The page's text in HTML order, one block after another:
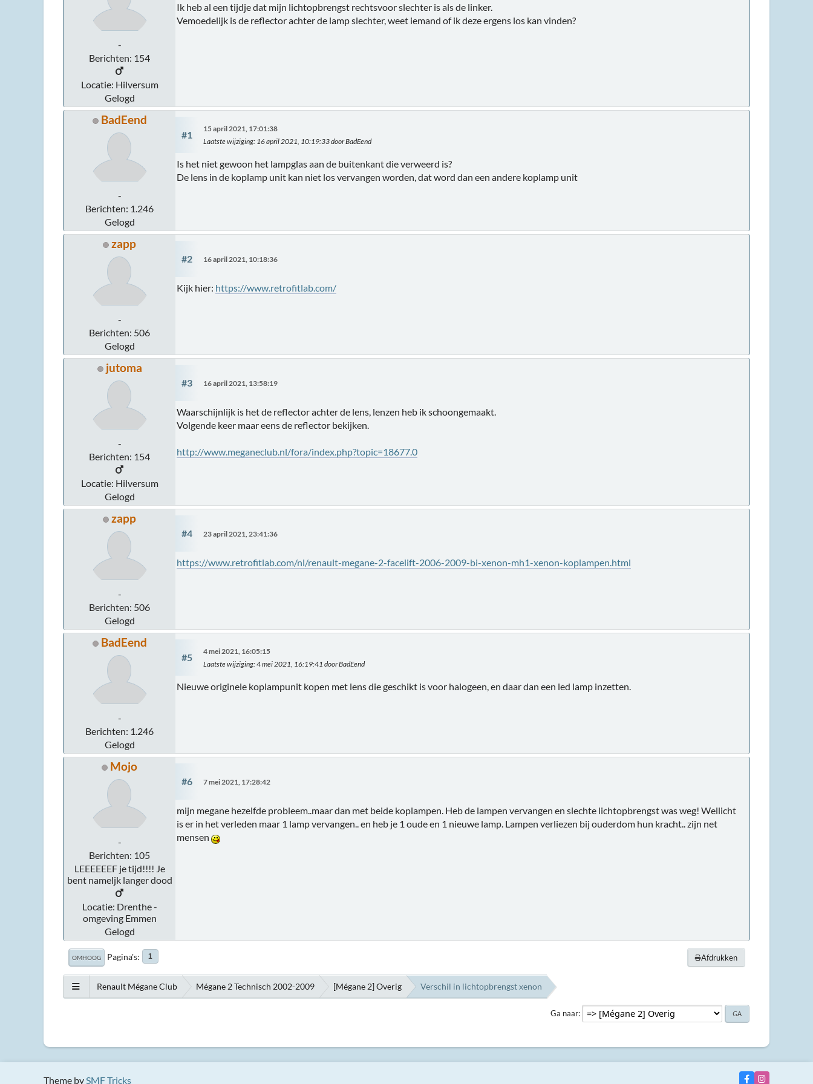
-
Berichten: 154
Locatie: Hilversum
Gelogd
Ik heb al een tijdje dat mijn lichtopbrengst rechtsvoor slechter is als de linker.
Vemoedelijk is de reflector achter de lamp slechter, weet iemand of ik deze ergens los kan vinden?
BadEend
-
Berichten: 1.246
Gelogd
#1
15 april 2021, 17:01:38
Laatste wijziging: 16 april 2021, 10:19:33 door BadEend
Is het niet gewoon het lampglas aan de buitenkant die verweerd is?
De lens in de koplamp unit kan niet los vervangen worden, dat word dan een andere koplamp unit
zapp
-
Berichten: 506
Gelogd
#2 16 april 2021, 10:18:36
Kijk hier: https://www.retrofitlab.com/
jutoma
-
Berichten: 154
Locatie: Hilversum
Gelogd
#3 16 april 2021, 13:58:19
Waarschijnlijk is het de reflector achter de lens, lenzen heb ik schoongemaakt.
Volgende keer maar eens de reflector bekijken.
http://www.meganeclub.nl/fora/index.php?topic=18677.0
zapp
-
Berichten: 506
Gelogd
#4 23 april 2021, 23:41:36
https://www.retrofitlab.com/nl/renault-megane-2-facelift-2006-2009-bi-xenon-mh1-xenon-koplampen.html
BadEend
-
Berichten: 1.246
Gelogd
#5
4 mei 2021, 16:05:15
Laatste wijziging: 4 mei 2021, 16:19:41 door BadEend
Nieuwe originele koplampunit kopen met lens die geschikt is voor halogeen, en daar dan een led lamp inzetten.
Mojo
-
Berichten: 105
LEEEEEEF je tijd!!!! Je
bent nameljk langer dood
Locatie: Drenthe -
omgeving Emmen
Gelogd
#6 7 mei 2021, 17:28:42
mijn megane hezelfde probleem..maar dan met beide koplampen. Heb de lampen vervangen en slechte lichtopbrengst was weg! Wellicht
is er in het verleden maar 1 lamp vervangen.. en heb je 1 oude en 1 nieuwe lamp. Lampen verliezen bij ouderdom hun kracht.. zijn net
mensen
Afdrukken
OMHOOG Pagina's 1
Renault Mégane Club Mégane 2 Technisch 2002-2009 [Mégane 2] Overig Verschil in lichtopbrengst xenon
Ga naar
Theme bySMF Tricks